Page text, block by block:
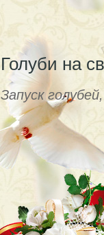
Голуби на
Запуск